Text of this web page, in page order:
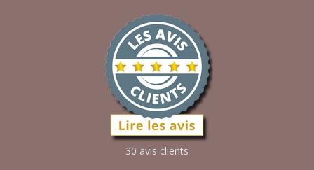
30 avis clients